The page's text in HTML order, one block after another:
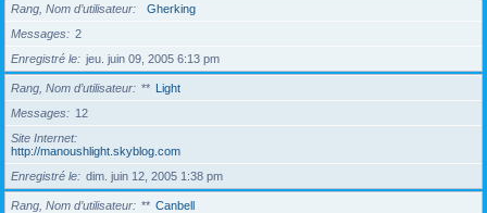
Rang, Nom d’utilisateur
Gherking
Messages
2
Enregistré le
jeu. juin 09, 2005 6:13 pm
Rang, Nom d’utilisateur ** Light
Messages
12
Site Internet
http://manoushlight.skyblog.com
Enregistré le
dim. juin 12, 2005 1:38 pm
Rang, Nom d’utilisateur ** Canbell